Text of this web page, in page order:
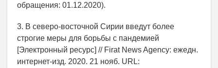
обращения: 01.12.2020).
3. В северо-восточной Сирии введут более
строгие меры для борьбы с пандемией
[Электронный ресурс] // Firat News Agency: ежедн.
интернет-изд. 2020. 21 нояб. URL: